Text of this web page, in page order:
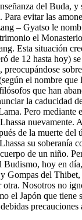
del Buda, y
evitar las
– Gyatso le
el
Esta situación
de 12 hasta hoy)
el nombre que
que han
la caducidad
Pero mediante
nuevamente.
de la muerte
su soberanía
de un niño.
Budismo, hoy en
Gompas del
Nosotros no
el Japón que tiene
precauciones